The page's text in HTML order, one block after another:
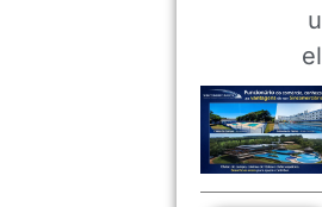
u
el